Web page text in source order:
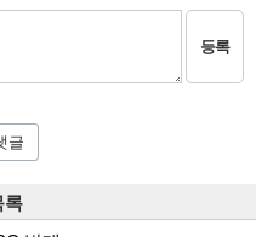
등록
글
록